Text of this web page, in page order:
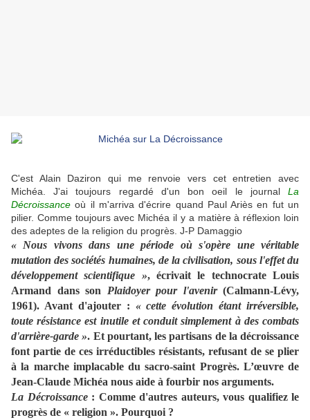
C'est Alain Daziron qui me renvoie vers cet entretien avec
Michéa. J'ai toujours regardé d'un bon oeil le journal La
Décroissance où il m'arriva d'écrire quand Paul Ariès en fut un
pilier. Comme toujours avec Michéa il y a matière à réflexion loin
des adeptes de la religion du progrès. J-P Damaggio
« Nous vivons dans une période où s'opère une véritable
mutation des sociétés humaines, de la civilisation, sous l'effet du
développement scientifique », écrivait le technocrate Louis
Armand dans son Plaidoyer pour l'avenir(Calmann-Lévy,
1961). Avant d'ajouter : « cette évolution étant irréversible,
toute résistance est inutile et conduit simplement à des combats
d'arrière-garde ». Et pourtant, les partisans de la décroissance
font partie de ces irréductibles résistants, refusant de se plier
à la marche implacable du sacro-saint Progrès. L’œuvre de
Jean-Claude Michéa nous aide à fourbir nos arguments.
La Décroissance: Comme d'autres auteurs, vous qualifiez le
progrès de « religion ». Pourquoi ?